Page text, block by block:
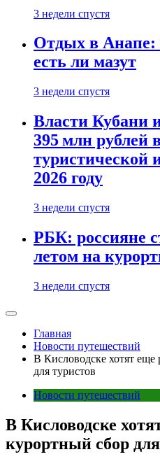
3 недели спустя
Отдых в Анапе:
есть ли мазут
3 недели спустя
Власти Кубани
395 млн рублей
туристической
2026 году
3 недели спустя
РБК: россияне
летом на
3 недели спустя
Главная
Новости путешествий
В Кисловодске хотят еще
для туристов
Новости путешествий
В Кисловодске
курортный сбор